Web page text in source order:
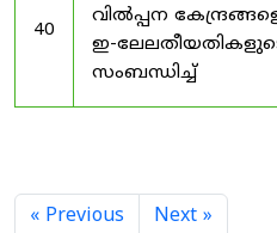
40
വിൽപ്പന
ഇ-
സംബന്ധിച്ച്
« Previous Next »